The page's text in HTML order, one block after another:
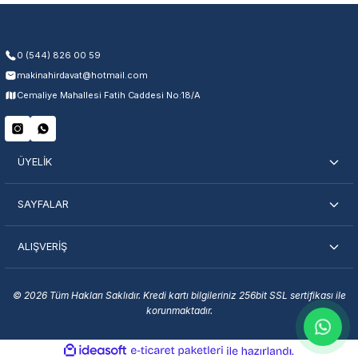
Servisi Nasıl Bulurum?
0 (544) 826 00 59
makinahirdavat@hotmail.com
Cemaliye Mahallesi Fatih Caddesi No:18/A
ÜYELİK
SAYFALAR
ALIŞVERİŞ
© 2026 Tüm Hakları Saklıdır. Kredi kartı bilgileriniz 256bit SSL sertifikası ile
korunmaktadır.
ideasoft e-